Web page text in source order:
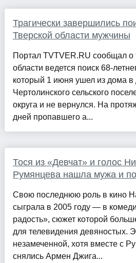
Трагически завершились
Тверской области мужчины
Портал TVTVER.RU сообщал о
области ведется поиск 68-
который 1 июня ушел из дома
Чертолинского сельского
округа и не вернулся. На
дней пропавшего а...
Тося из «Девчат» и голос
Румянцева нашла мужа и
Свою последнюю роль в кино
сыграла в 2005 году — в
радость», сюжет которой
для телевидения девяностых.
незамеченной, хотя вместе с
снялись Армен Джига...